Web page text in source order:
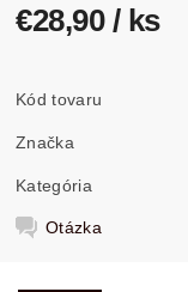
€28,90 / ks
Kód tovaru
Značka
Kategória
Otázka